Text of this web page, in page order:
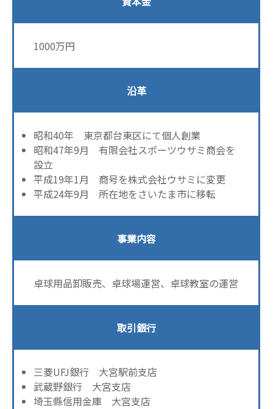
1000万円
沿革
昭和40年 東京都台東区にて個人創業
昭和47年9月 有限会社スポーツウサミ商会を
設立
平成19年1月 商号を株式会社ウサミに変更
平成24年9月 所在地をさいたま市に移転
事業内容
卓球用品卸販売、卓球場運営、卓球教室の運営
取引銀行
三菱UFJ銀行 大宮駅前支店
武蔵野銀行 大宮支店
埼玉縣信用金庫 大宮支店